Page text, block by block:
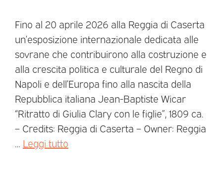
Fino al 20 aprile 2026 alla Reggia di Caserta
un’esposizione internazionale dedicata alle
sovrane che contribuirono alla costruzione e
alla crescita politica e culturale del Regno di
Napoli e dell’Europa fino alla nascita della
Repubblica italiana Jean-Baptiste Wicar
“Ritratto di Giulia Clary con le figlie”, 1809 ca.
– Credits: Reggia di Caserta – Owner: Reggia
Leggi tutto